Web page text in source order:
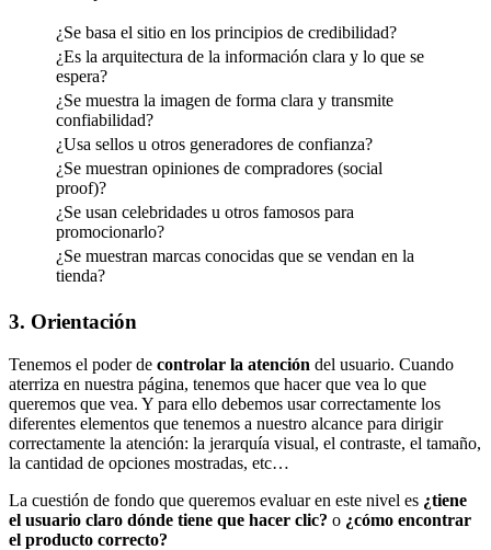
¿Se basa el sitio en los principios de credibilidad?
¿Es la arquitectura de la información clara y lo que se
espera?
¿Se muestra la imagen de forma clara y transmite
confiabilidad?
¿Usa sellos u otros generadores de confianza?
¿Se muestran opiniones de compradores (social
proof)?
¿Se usan celebridades u otros famosos para
promocionarlo?
¿Se muestran marcas conocidas que se vendan en la
tienda?
3. Orientación
Tenemos el poder de controlar la atención del usuario. Cuando
aterriza en nuestra página, tenemos que hacer que vea lo que
queremos que vea. Y para ello debemos usar correctamente los
diferentes elementos que tenemos a nuestro alcance para dirigir
correctamente la atención: la jerarquía visual, el contraste, el tamaño,
la cantidad de opciones mostradas, etc…
La cuestión de fondo que queremos evaluar en este nivel es ¿tiene
el usuario claro dónde tiene que hacer clic? o ¿cómo encontrar
el producto correcto?